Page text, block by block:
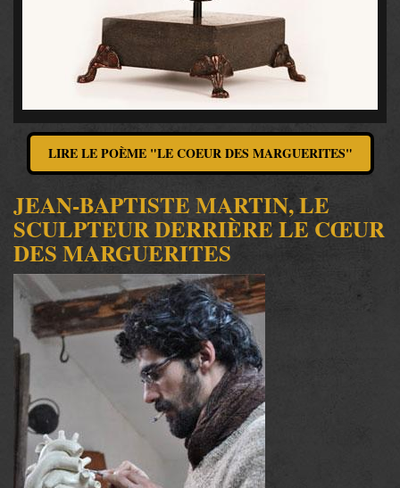
LIRE LE POÈME "LE COEUR DES MARGUERITES"
JEAN-BAPTISTE MARTIN, LE
SCULPTEUR DERRIÈRE LE CŒUR
DES MARGUERITES